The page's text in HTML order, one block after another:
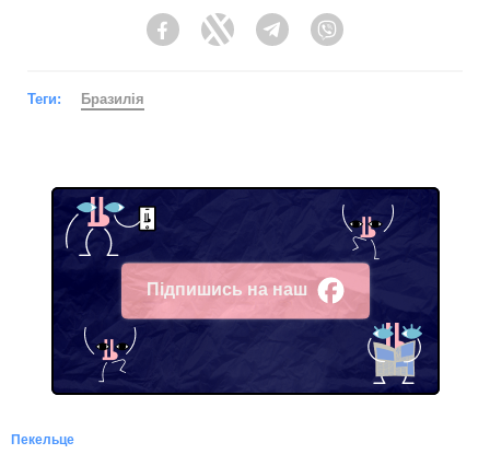
FacebookTwitter Telegram
Теги: Бразилія
Підпишись на наш
Facebook
Пекельце